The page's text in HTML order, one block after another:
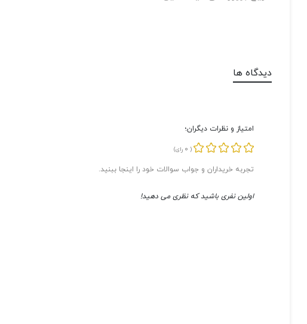
دیدگاه ها
امتیاز و نظرات دیگران؛
(
0 رای)
تجربه خریداران و جواب سوالات خود را اینجا ببنید.
اولین نفری باشید که نظری می دهید!